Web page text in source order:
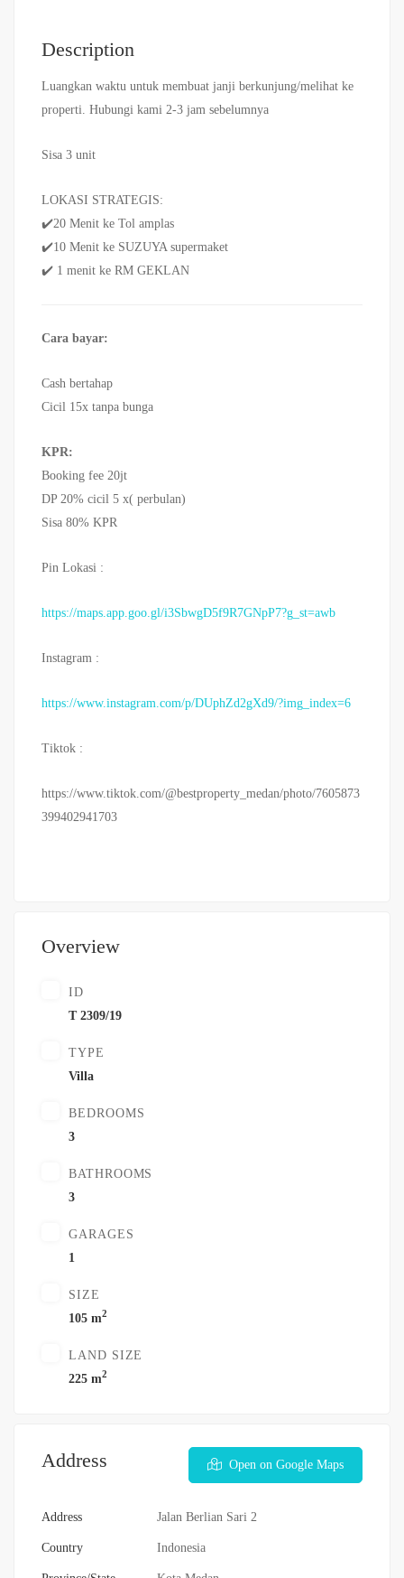
Description
Luangkan waktu untuk membuat janji berkunjung/melihat ke
properti. Hubungi kami 2-3 jam sebelumnya
Sisa 3 unit
LOKASI STRATEGIS:
✔️20 Menit ke Tol amplas
✔️10 Menit ke SUZUYA supermaket
✔️ 1 menit ke RM GEKLAN
Cara bayar:
Cash bertahap
Cicil 15x tanpa bunga
KPR:
Booking fee 20jt
DP 20% cicil 5 x( perbulan)
Sisa 80% KPR
Pin Lokasi :
https://maps.app.goo.gl/i3SbwgD5f9R7GNpP7?g_st=awb
Instagram :
https://www.instagram.com/p/DUphZd2gXd9/?img_index=6
Tiktok :
https://www.tiktok.com/@bestproperty_medan/photo/7605873
399402941703
Overview
ID
T 2309/19
TYPE
Villa
BEDROOMS
3
BATHROOMS
3
GARAGES
1
SIZE
105 m2
LAND SIZE
225 m2
Address Open on Google Maps
Address Jalan Berlian Sari 2
Country Indonesia